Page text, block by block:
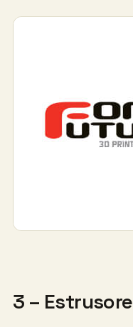
3 – Estrusore